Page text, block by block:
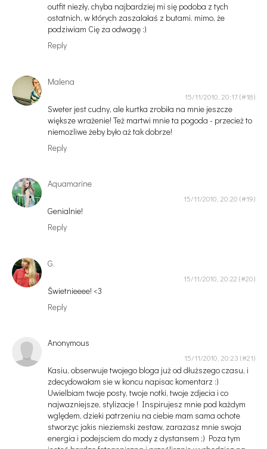
outfit niezły, chyba najbardziej mi się podoba z tych
ostatnich, w których zaszalałaś z butami. mimo, że
podziwiam Cię za odwagę :)
Reply
Malena
15/11/2010, 20:17
Sweter jest cudny, ale kurtka zrobiła na mnie jeszcze
większe wrażenie! Też martwi mnie ta pogoda - przecież to
niemozliwe żeby było aż tak dobrze!
Reply
Aquamarine
15/11/2010, 20:20
Genialnie!
Reply
G.
15/11/2010, 20:22
Świetnieeee! <3
Reply
Anonymous
15/11/2010, 20:23
Kasiu, obserwuje twojego bloga już od dłuższego czasu, i
zdecydowałam sie w koncu napisac komentarz :)
Uwielbiam twoje posty, twoje notki, twoje zdjecia i co
najwazniejsze, stylizacje ! Inspirujesz mnie pod każdym
wględem, dzieki patrzeniu na ciebie mam sama ochote
stworzyc jakis nieziemski zestaw, zarazasz mnie swoja
energia i podejsciem do mody z dystansem ;) Poza tym